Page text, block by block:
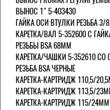
ВЫНОС 1" 5-403430
ГАЙКА ОСИ ВТУЛКИ РЕЗЬБА 3/8"
КАРЕТКА/ВАЛ 5-352600 С
РЕЗЬБЫ BSA 68ММ
КАРЕТКА/ЧАШКИ 5-352610
РЕЗЬБА BSA ЧЕРНЫЕ
КАРЕТКА-КАРТРИДЖ 110,5/
КАРЕТКА-КАРТРИДЖ 113,5/
КАРЕТКА-КАРТРИДЖ 115/24ММ